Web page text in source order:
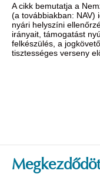
A cikk bemutatja a
(a továbbiakban: NAV)
nyári helyszíni
irányait, támogatást
felkészülés, a
tisztességes verseny